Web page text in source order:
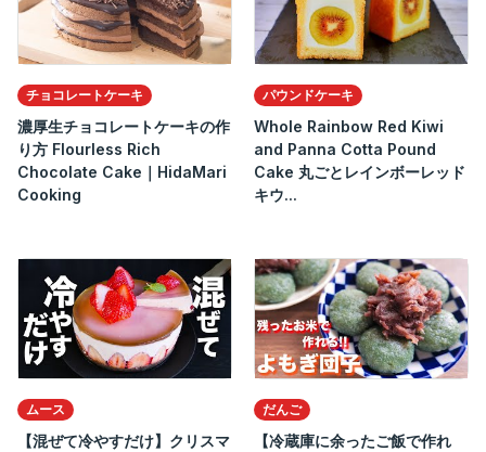
チョコレートケーキ
濃厚生チョコレートケーキの作
り方 Flourless Rich
Chocolate Cake｜HidaMari
Cooking
パウンドケーキ
Whole Rainbow Red Kiwi
and Panna Cotta Pound
Cake 丸ごとレインボーレッド
キウ...
ムース
【混ぜて冷やすだけ】クリスマ
だんご
【冷蔵庫に余ったご飯で作れ